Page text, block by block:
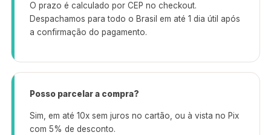
O prazo é calculado por CEP no checkout.
Despachamos para todo o Brasil em até 1 dia útil após
a confirmação do pagamento.
Posso parcelar a compra?
Sim, em até 10x sem juros no cartão, ou à vista no Pix
com 5% de desconto.